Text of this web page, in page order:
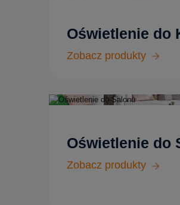
Oświetlenie do
Zobacz produkty
Oświetlenie do
Zobacz produkty